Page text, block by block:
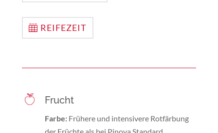
REIFEZEIT
Frucht
Farbe:Frühere und intensivere Rotfärbung
der Früchte als bei Pinova Standard.